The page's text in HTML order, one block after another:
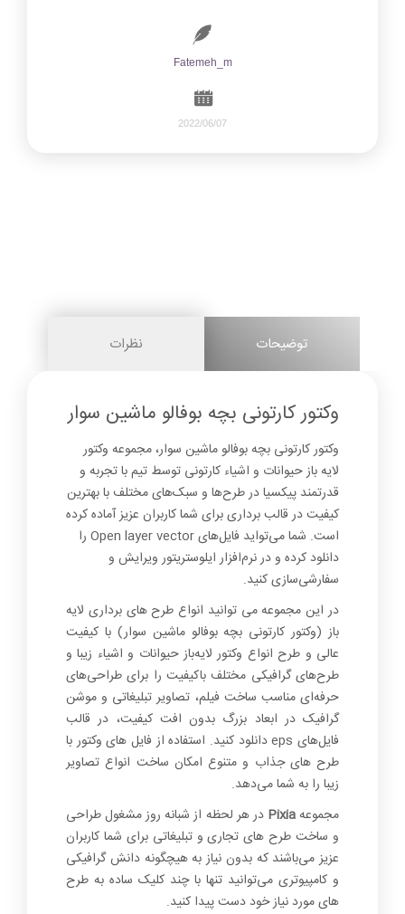
Fatemeh_m
2022/06/07
0
توضیحات نظرات
وکتور کارتونی بچه بوفالو ماشین سوار
وکتور کارتونی بچه بوفالو ماشین سوار، مجموعه وکتور
لایه باز حیوانات و اشیاء کارتونی توسط تیم با تجربه و
قدرتمند پیکسیا در طرح‌ها و سبک‌های مختلف با بهترین
کیفیت در قالب برداری برای شما کاربران عزیز آماده کرده
است. شما می‌تواید فایل‌های Open layer vector را
دانلود کرده و در نرم‌افزار ایلوستریتور ویرایش و
سفارشی‌سازی کنید.
در این مجموعه می توانید انواع طرح های برداری لایه
باز (وکتور کارتونی بچه بوفالو ماشین سوار) با کیفیت
عالی و طرح انواع وکتور لایه‌باز حیوانات و اشیاء زیبا و
طرح‌های گرافیکی مختلف باکیفیت را برای طراحی‌های
حرفه‌ای مناسب ساخت فیلم، تصاویر تبلیغاتی و موشن
گرافیک در ابعاد بزرگ بدون افت کیفیت، در قالب
فایل‌های eps دانلود کنید. استفاده از فایل های وکتور با
طرح های جذاب و متنوع امکان ساخت انواع تصاویر
زیبا را به شما می‌دهد.
مجموعهPixia در هر لحظه از شبانه روز مشغول طراحی
و ساخت طرح های تجاری و تبلیغاتی برای شما کاربران
عزیز می‌باشند که بدون نیاز به هیچگونه دانش گرافیکی
و کامپیوتری می‌توانید تنها با چند کلیک ساده به طرح
های مورد نیاز خود دست پیدا کنید.